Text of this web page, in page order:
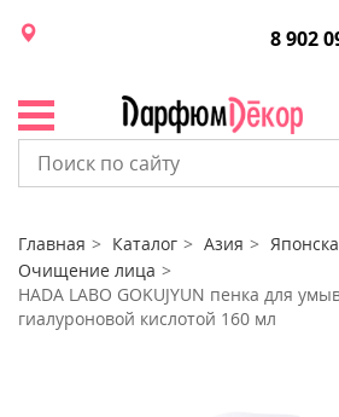
8 902
Главная Каталог Азия
Очищение лица
HADA LABO GOKUJYUN пенка для
гиалуроновой кислотой 160 мл